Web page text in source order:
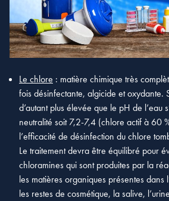
Le chlore : matière chimique très
fois désinfectante, algicide et oxydante.
d’autant plus élevée que le pH de l’eau
neutralité soit 7,2-7,4 (chlore actif à 60
l’efficacité de désinfection du chlore
Le traitement devra être équilibré pour
chloramines qui sont produites par la
les matières organiques présentes dans
les restes de cosmétique, la salive,